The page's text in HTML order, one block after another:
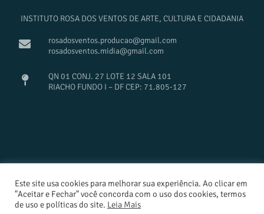
INSTITUTO ROSA DOS VENTOS DE ARTE, CULTURA E CIDADANIA
rosadosventos.producao@gmail.com
rosadosventos.midia@gmail.com
QN 01 CONJ. 27 LOTE 12 SALA 101
RIACHO FUNDO I – DF CEP: 71.805-127
design Estúdio Cajuína
desenvolvimento Pato Sardá | Estúdio Abanico
© [year] Rosa dos Ventos | Todos os direitos
Este site usa cookies para melhorar sua experiência. Ao clicar em
"Aceitar e Fechar" você concorda com o uso dos cookies, termos
de uso e políticas do site. Leia Mais